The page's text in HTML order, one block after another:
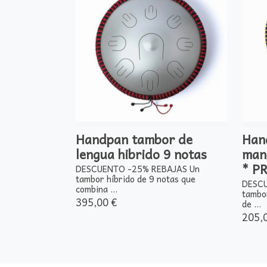
Handpan tambor de
lengua hibrido 9 notas
DESCUENTO -25% REBAJAS Un
tambor híbrido de 9 notas que
combina ...
395,00 €
*
de ...